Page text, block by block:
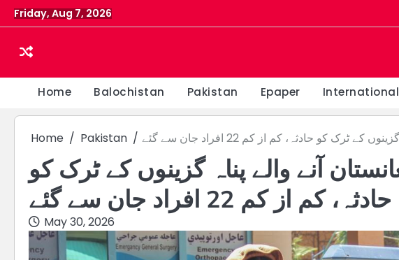
Skip
to
Friday, Aug 7, 2026
Home Balochistan Pakistan Epaper International
Home Pakistan کو حادثہ، کم از کم 22 افراد جان سے گئے
آنے والے پناہ گزینوں کے ٹرک کو
حادثہ، کم از کم 22 افراد جان سے گئے
May 30, 2026